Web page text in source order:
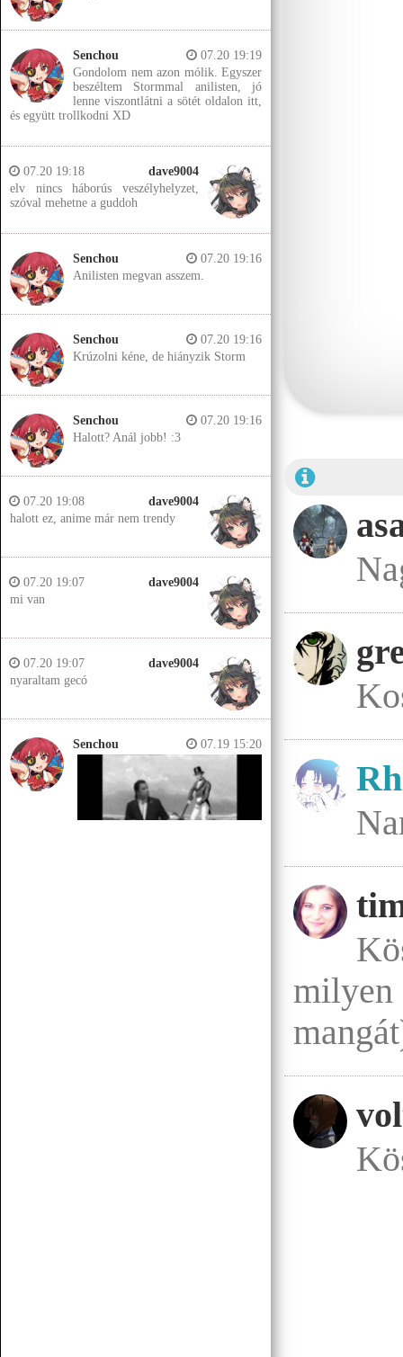
Senchou
07.20 19:19
Gondolom nem azon mólik. Egyszer
beszéltem Stormmal anilisten, jó
lenne viszontlátni a sötét oldalon itt,
és együtt trollkodni XD
dave9004
07.20 19:18
elv nincs háborús veszélyhelyzet,
szóval mehetne a guddoh
Senchou
07.20 19:16
Anilisten megvan asszem.
Senchou
07.20 19:16
Krúzolni kéne, de hiányzik Storm
Senchou
07.20 19:16
Halott? Anál jobb! :3
dave9004
07.20 19:08
halott ez, anime már nem trendy
dave9004
07.20 19:07
mi van
dave9004
07.20 19:07
nyaraltam gecó
Senchou 07.19 15:20
milyen